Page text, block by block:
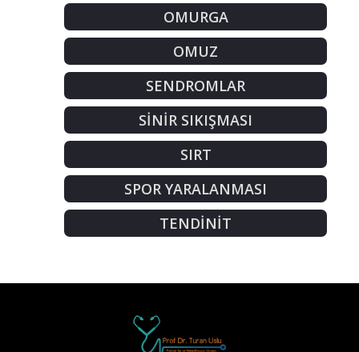
OMURGA
OMUZ
SENDROMLAR
SİNİR SIKIŞMASI
SIRT
SPOR YARALANMASI
TENDİNİT